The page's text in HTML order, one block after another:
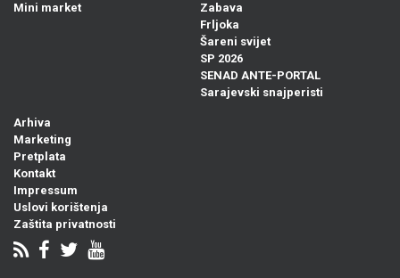
Mini market
Zabava
Frljoka
Šareni svijet
SP 2026
SENAD ANTE-PORTAL
Sarajevski snajperisti
Arhiva
Marketing
Pretplata
Kontakt
Impressum
Uslovi korištenja
Zaštita privatnosti